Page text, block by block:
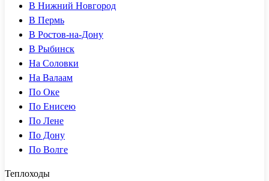
В Нижний Новгород
В Пермь
В Ростов-на-Дону
В Рыбинск
На Соловки
На Валаам
По Оке
По Енисею
По Лене
По Дону
По Волге
Теплоходы